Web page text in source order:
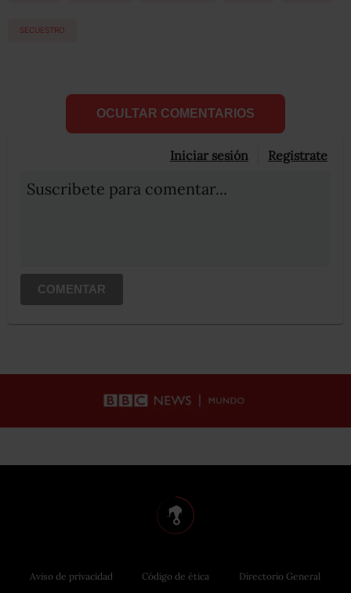
SECUESTRO
OCULTAR COMENTARIOS
Iniciar sesión Registrate
Suscribete para comentar...
COMENTAR
Aviso de privacidad Código de ética Directorio General